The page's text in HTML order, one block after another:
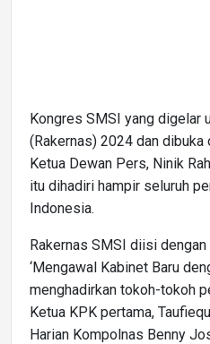
Kongres SMSI yang digelar
(Rakernas) 2024 dan dibuka
Ketua Dewan Pers, Ninik
itu dihadiri hampir seluruh
Indonesia.
Rakernas SMSI diisi
‘Mengawal Kabinet Baru
menghadirkan tokoh-tokoh
Ketua KPK pertama,
Harian Kompolnas Benny